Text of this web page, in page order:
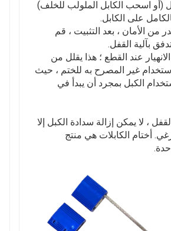
(أو اسحب الكابل الملولب للخلف)
على الكابل.
من الأمان ، بعد التثبيت ، قم
بآلية القفل.
عند القطع ؛ هذا يقلل من
غير المصرح به للختم ، حيث
الكبل بمجرد أن يبدأ في
، لا يمكن إزالة سدادة الكبل إلا
أختام الكابلات هي منتج